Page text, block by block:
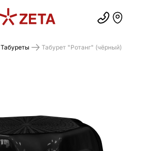
Табуреты Табурет "Ротанг" (чёрный)